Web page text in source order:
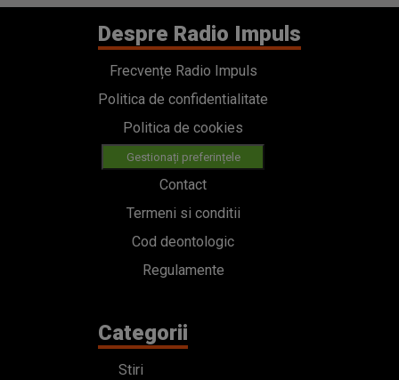
Despre Radio Impuls
Frecvențe Radio Impuls
Politica de confidentialitate
Politica de cookies
Gestionați preferințele
Contact
Termeni si conditii
Cod deontologic
Regulamente
Categorii
Stiri